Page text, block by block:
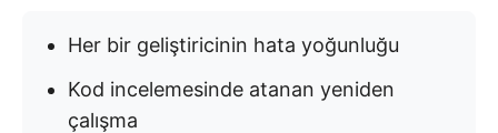
Her bir geliştiricinin hata yoğunluğu
Kod incelemesinde atanan yeniden
çalışma